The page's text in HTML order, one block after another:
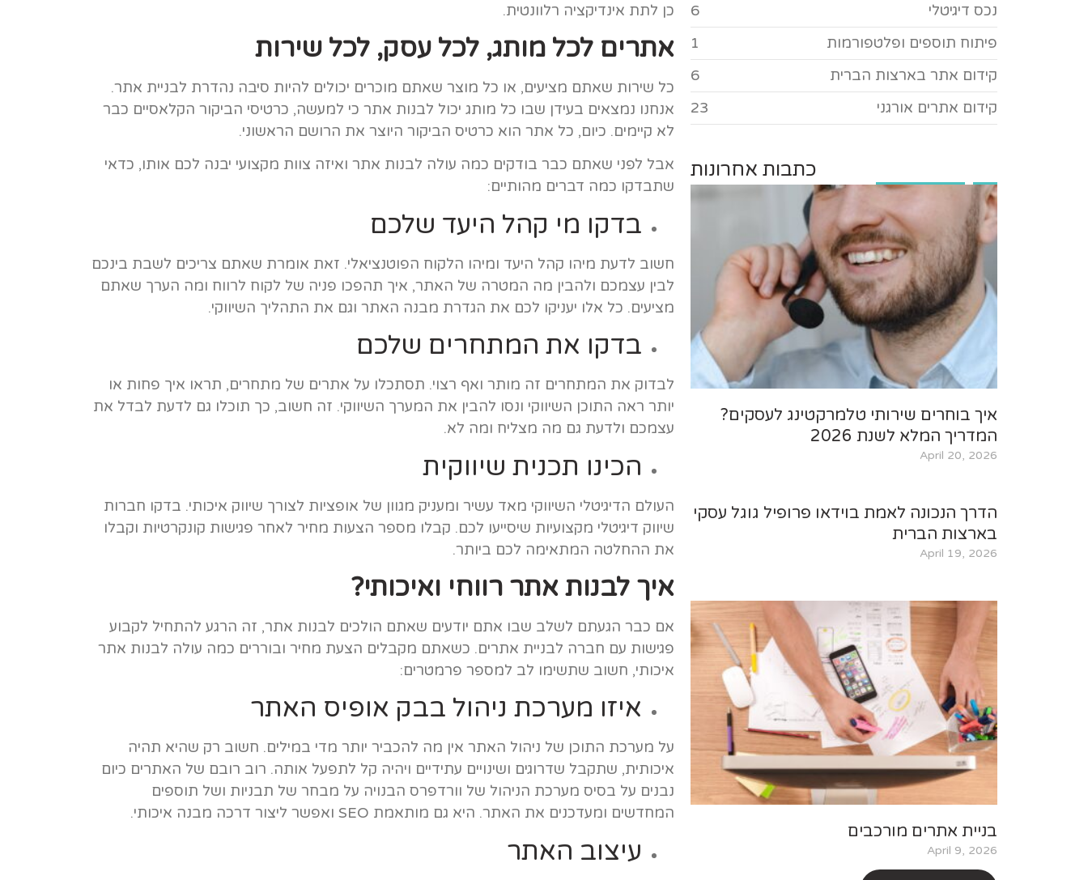
כן לתת אינדיקציה רלוונטית.
אתרים לכל מותג, לכל עסק, לכל שירות
כל שירות שאתם מציעים, או כל מוצר שאתם מוכרים יכולים להיות סיבה נהדרת לבניית אתר.
אנחנו נמצאים בעידן שבו כל מותג יכול לבנות אתר כי למעשה, כרטיסי הביקור הקלאסיים כבר
לא קיימים. כיום, כל אתר הוא כרטיס הביקור היוצר את הרושם הראשוני.
אבל לפני שאתם כבר בודקים כמה עולה לבנות אתר ואיזה צוות מקצועי יבנה לכם אותו, כדאי
שתבדקו כמה דברים מהותיים:
בדקו מי קהל היעד שלכם
חשוב לדעת מיהו קהל היעד ומיהו הלקוח הפוטנציאלי. זאת אומרת שאתם צריכים לשבת בינכם
לבין עצמכם ולהבין מה המטרה של האתר, איך תהפכו פניה של לקוח לרווח ומה הערך שאתם
מציעים. כל אלו יעניקו לכם את הגדרת מבנה האתר וגם את התהליך השיווקי.
בדקו את המתחרים שלכם
לבדוק את המתחרים זה מותר ואף רצוי. תסתכלו על אתרים של מתחרים, תראו איך פחות או
יותר ראה התוכן השיווקי ונסו להבין את המערך השיווקי. זה חשוב, כך תוכלו גם לדעת לבדל את
עצמכם ולדעת גם מה מצליח ומה לא.
הכינו תכנית שיווקית
העולם הדיגיטלי השיווקי מאד עשיר ומעניק מגוון של אופציות לצורך שיווק איכותי. בדקו חברות
שיווק דיגיטלי מקצועיות שיסייעו לכם. קבלו מספר הצעות מחיר לאחר פגישות קונקרטיות וקבלו
את ההחלטה המתאימה לכם ביותר.
איך לבנות אתר רווחי ואיכותי?
אם כבר הגעתם לשלב שבו אתם יודעים שאתם הולכים לבנות אתר, זה הרגע להתחיל לקבוע
פגישות עם חברה לבניית אתרים. כשאתם מקבלים הצעת מחיר ובוררים כמה עולה לבנות אתר
איכותי, חשוב שתשימו לב למספר פרמטרים:
איזו מערכת ניהול בבק אופיס האתר
על מערכת התוכן של ניהול האתר אין מה להכביר יותר מדי במילים. חשוב רק שהיא תהיה
איכותית, שתקבל שדרוגים ושינויים עתידיים ויהיה קל לתפעל אותה. רוב רובם של האתרים כיום
נבנים על בסיס מערכת הניהול של וורדפרס הבנויה על מבחר של תבניות ושל תוספים
המחדשים ומעדכנים את האתר. היא גם מותאמת SEO ואפשר ליצור דרכה מבנה איכותי.
עיצוב האתר
נכס דיגיטלי
6
פיתוח תוספים ופלטפורמות
1
קידום אתר בארצות הברית
6
קידום אתרים אורגני
23
כתבות אחרונות
איך בוחרים שירותי טלמרקטינג לעסקים?
המדריך המלא לשנת 2026
April 20, 2026
הדרך הנכונה לאמת בוידאו פרופיל גוגל עסקי
בארצות הברית
April 19, 2026
בניית אתרים מורכבים
April 9, 2026